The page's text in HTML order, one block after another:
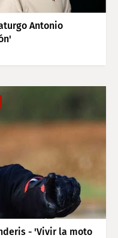
Antonio
- 'Vivir la moto